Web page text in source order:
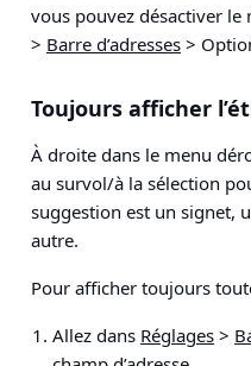
vous pouvez désactiver
> Barre d’adresses >
Toujours afficher
À droite dans le menu
au survol/à la sélection
suggestion est un signet,
autre.
Pour afficher toujours
Allez dans Réglages >